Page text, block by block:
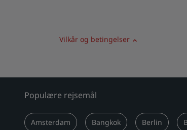
Vilkår og betingelser
Populære rejsemål
Amsterdam Bangkok Berlin